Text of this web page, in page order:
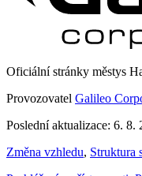
Oficiální stránky městys
Provozovatel Galileo
Poslední aktualizace: 6. 8.
Změna vzhledu, Struktura